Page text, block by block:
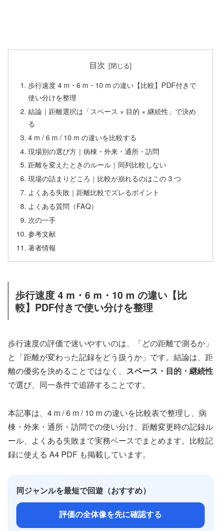
目次
歩行速度 4 m・6 m・10 m の違い【比較】PDF付きで
使い分けを整理
結論｜距離選択は「スペース × 目的 × 継続性」で決め
る
4 m / 6 m / 10 m の違いを比較する
現場別の選び方｜病棟・外来・通所・訪問
距離を変えたときのルール｜同列比較しない
現場の詰まりどころ｜比較が崩れるのはこの 3 つ
よくある失敗｜距離比較でズレるポイント
よくある質問（FAQ）
次の一手
参考文献
著者情報
歩行速度 4 m・6 m・10 m の違い【比
較】PDF付きで使い分けを整理
歩行速度の評価で迷いやすいのは、「どの距離で測るか」
と「距離が変わった記録をどう扱うか」です。結論は、距
離の優劣を決めることではなく、 スペース・目的・継続性
で選び、同一条件で追跡することです。
本記事は、4 m / 6 m / 10 m の違いを比較表で整理し、病
棟・外来・通所・訪問での使い分け、距離変更時の記録ル
ール、よくある失敗まで実務ベースでまとめます。比較記
録に使える A4 PDF も掲載しています。
同ジャンルを最短で回遊（おすすめ）
評価の全体像を先に確認する